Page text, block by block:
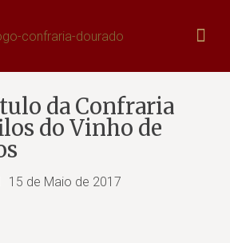
da Confraria
do Vinho de
15 de Maio de 2017